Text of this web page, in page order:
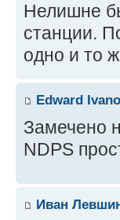
Нелишне
станции.
одно и то
Edward
Замечено
NDPS
Иван